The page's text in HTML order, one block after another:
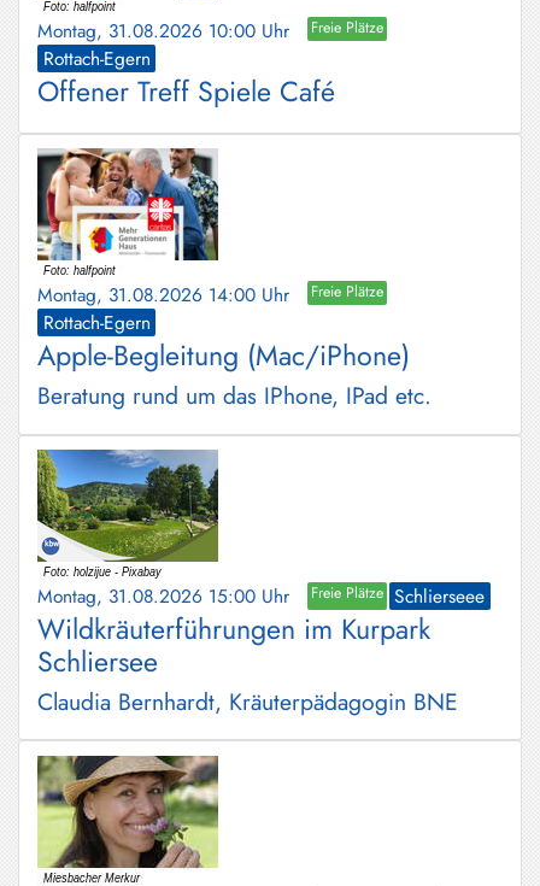
Montag, 31.08.2026 10:00 Uhr Freie Plätze
Rottach-Egern
Offener Treff Spiele Café
Montag, 31.08.2026 14:00 Uhr Freie Plätze
Rottach-Egern
Apple-Begleitung (Mac/iPhone)
Beratung rund um das IPhone, IPad etc.
Montag, 31.08.2026 15:00 Uhr Freie Plätze Schlierseee
Wildkräuterführungen im Kurpark
Schliersee
Claudia Bernhardt, Kräuterpädagogin BNE